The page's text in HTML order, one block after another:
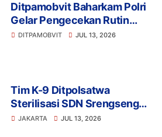
Ditpamobvit Baharkam Polri
Gelar Pengecekan Rutin
Kendaraan Dinas dan
DITPAMOBVIT JUL 13, 2026
Tim K-9 Ditpolsatwa
Sterilisasi SDN Srengseng
Sawah 15 Jaksel Usai
JAKARTA JUL 13, 2026